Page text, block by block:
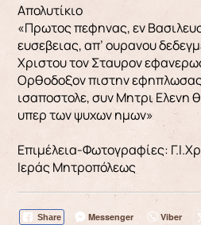
Απολυτίκιο
«Πρωτος πεφηνας, εν
ευσεβειας, απ’ ουρανου
Χριστου τον Σταυρον
Ορθοδοξον πιστην
ισαποστολε, συν Μητρι Ελενη
υπερ των ψυχων ημων»
Επιμέλεια-Φωτογραφίες:
Ιεράς Μητροπόλεως
Share Messenger Viber